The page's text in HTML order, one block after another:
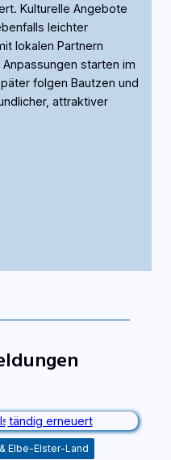
Kulturelle Angebote
leichter
lokalen Partnern
starten im
folgen Bautzen und
attraktiver
Elbe-Elster-Land